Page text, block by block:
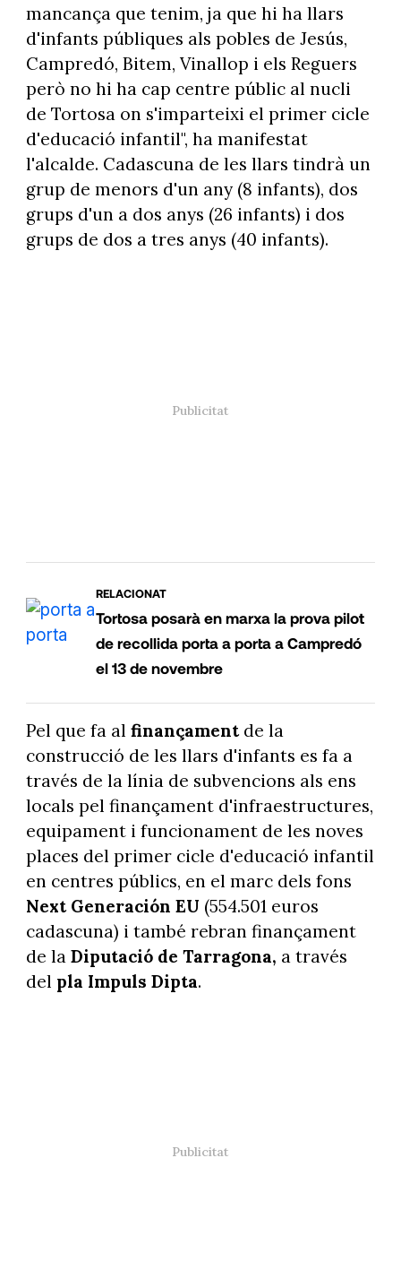
mancança que tenim, ja que hi ha llars
d'infants públiques als pobles de Jesús,
Campredó, Bitem, Vinallop i els Reguers
però no hi ha cap centre públic al nucli
de Tortosa on s'imparteixi el primer cicle
d'educació infantil", ha manifestat
l'alcalde. Cadascuna de les llars tindrà un
grup de menors d'un any (8 infants), dos
grups d'un a dos anys (26 infants) i dos
grups de dos a tres anys (40 infants).
RELACIONAT
Tortosa posarà en marxa la prova pilot
de recollida porta a porta a Campredó
el 13 de novembre
Pel que fa al finançamentde la
construcció de les llars d'infants es fa a
través de la línia de subvencions als ens
locals pel finançament d'infraestructures,
equipament i funcionament de les noves
places del primer cicle d'educació infantil
en centres públics, en el marc dels fons
Next Generación EU (554.501 euros
cadascuna) i també rebran finançament
de la Diputació de Tarragona, a través
del pla Impuls Dipta.